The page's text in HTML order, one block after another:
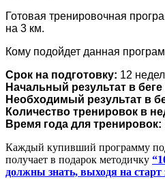
Готовая тренировочная
на 3 км.
Кому подойдет данная
Срок на подготовку: 12
Начальный результат в беге
Необходимый результат в
Количество тренировок в
Время года для тренировок:
Каждый купивший программу
получает в подарок методичку
должны знать, выходя на старт